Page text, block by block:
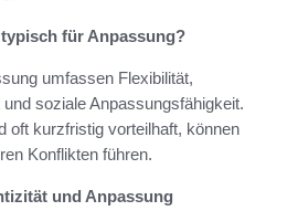
für Anpassung?
umfassen Flexibilität,
soziale Anpassungsfähigkeit.
oft kurzfristig vorteilhaft, können
Konflikten führen.
und Anpassung